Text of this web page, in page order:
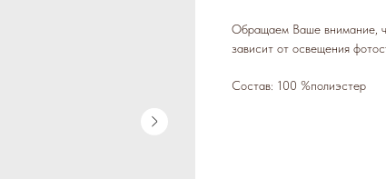
Обращаем Ваше внимание,
зависит от освещения
Состав: 100 %полиэстер